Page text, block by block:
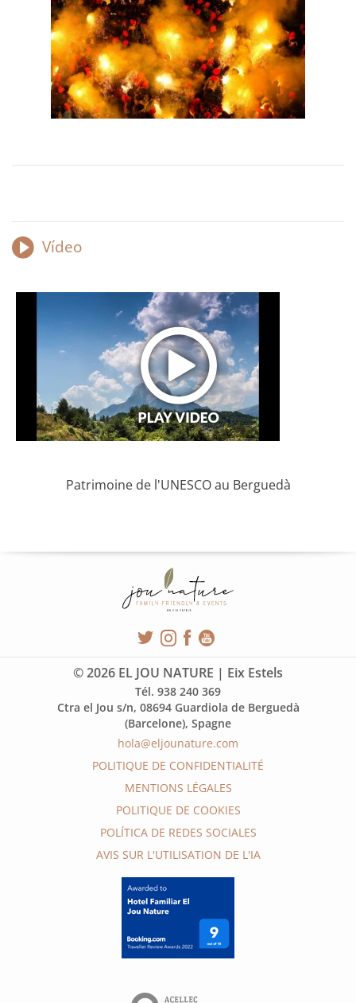
Vídeo
Patrimoine de l'UNESCO au Berguedà
© 2026 EL JOU NATURE | Eix Estels
Tél. 938 240 369
Ctra el Jou s/n, 08694 Guardiola de Berguedà
(Barcelone), Spagne
hola@eljounature.com
POLITIQUE DE CONFIDENTIALITÉ
MENTIONS LÉGALES
POLITIQUE DE COOKIES
POLÍTICA DE REDES SOCIALES
AVIS SUR L'UTILISATION DE L'IA